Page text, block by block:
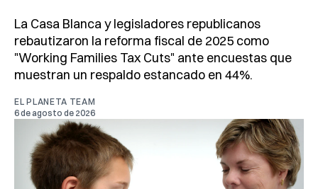
La Casa Blanca y legisladores republicanos
rebautizaron la reforma fiscal de 2025 como
"Working Families Tax Cuts" ante encuestas que
muestran un respaldo estancado en 44%.
EL PLANETA TEAM
6 de agosto de 2026